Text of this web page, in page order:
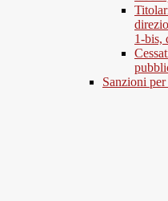
1-bis,
Sanzioni